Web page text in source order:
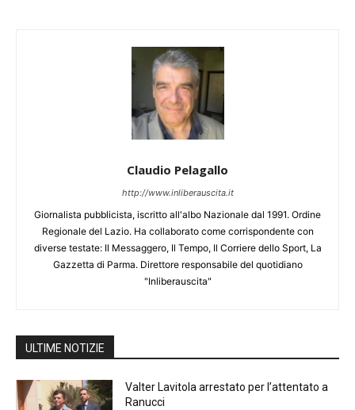
Claudio Pelagallo
http://www.inliberauscita.it
Giornalista pubblicista, iscritto all'albo Nazionale dal 1991. Ordine
Regionale del Lazio. Ha collaborato come corrispondente con
diverse testate: Il Messaggero, Il Tempo, Il Corriere dello Sport, La
Gazzetta di Parma. Direttore responsabile del quotidiano
"Inliberauscita"
ULTIME NOTIZIE
Valter Lavitola arrestato per l’attentato a
Ranucci